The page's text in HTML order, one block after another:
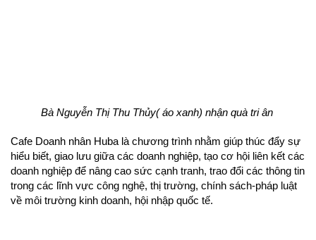
Bà Nguyễn Thị Thu Thủy( áo xanh) nhận quà tri ân
Cafe Doanh nhân Huba là chương trình nhằm giúp thúc đẩy sự
hiểu biết, giao lưu giữa các doanh nghiệp, tạo cơ hội liên kết các
doanh nghiệp để nâng cao sức cạnh tranh, trao đổi các thông tin
trong các lĩnh vực công nghệ, thị trường, chính sách-pháp luật
về môi trường kinh doanh, hội nhập quốc tế.